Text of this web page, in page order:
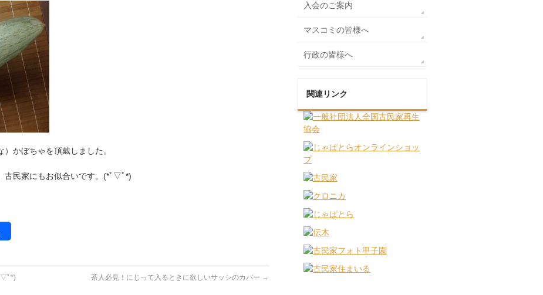
かぼちゃを頂戴しました。
古民家にもお似合いです。(*ﾟ▽ﾟ*)
▽ﾟ*) 茶人必見！にじって入るときに欲しいサッシのカバー →
入会のご案内
マスコミの皆様へ
行政の皆様へ
関連リンク